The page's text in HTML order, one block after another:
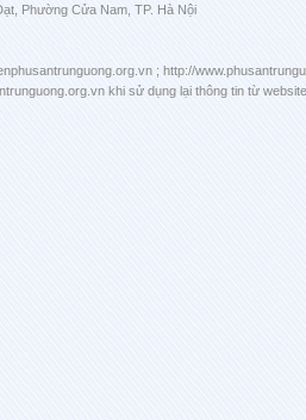
Phường Cửa Nam, TP. Hà Nội
; http://
khi sử dụng lại thông tin từ